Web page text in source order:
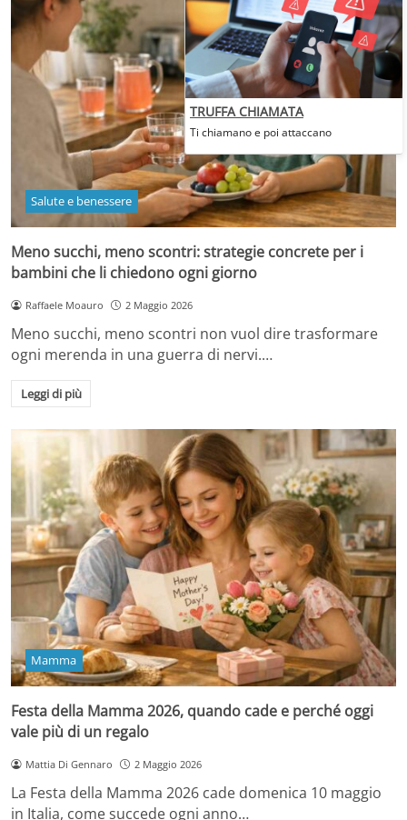
Salute e benessere
Meno succhi, meno scontri: strategie concrete per i
bambini che li chiedono ogni giorno
Raffaele Moauro 2 Maggio 2026
Meno succhi, meno scontri non vuol dire trasformare
ogni merenda in una guerra di nervi.…
Leggi di più
Mamma
Festa della Mamma 2026, quando cade e perché oggi
vale più di un regalo
Mattia Di Gennaro 2 Maggio 2026
La Festa della Mamma 2026 cade domenica 10 maggio
in Italia, come succede ogni anno…
TRUFFA CHIAMATA
Ti chiamano e poi attaccano